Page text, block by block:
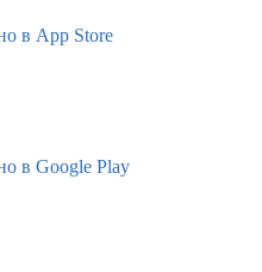
в App Store
в Google Play